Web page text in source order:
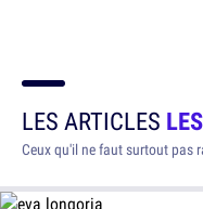
LES ARTICLES
Ceux qu'il ne faut surtout pas